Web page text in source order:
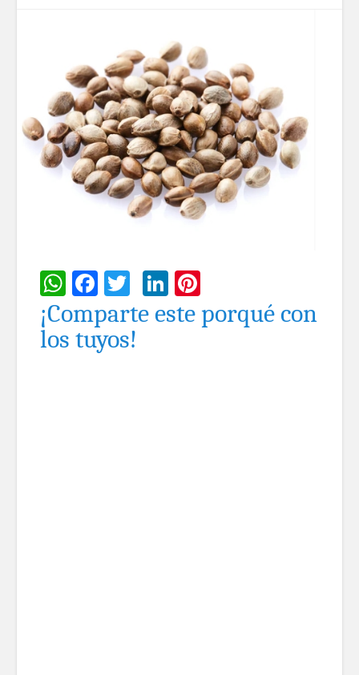
WhatsApp
Facebook
TwitterLinkedIn
¡Comparte este porqué con
los tuyos!